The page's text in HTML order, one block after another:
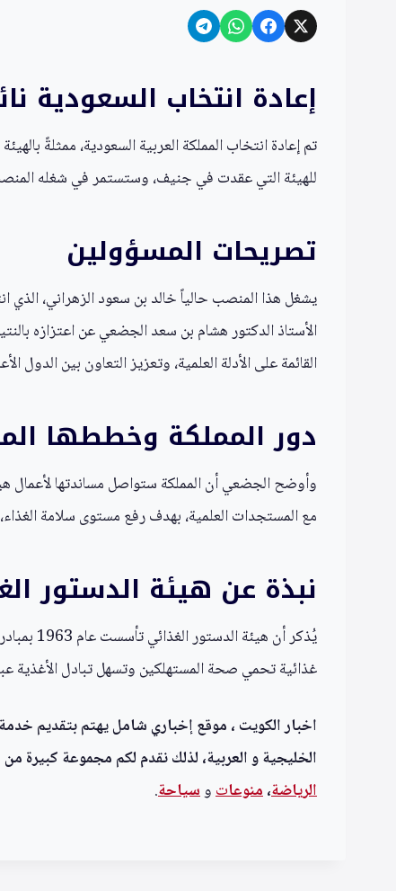
إعادة انتخاب السعودية
للهيئة التي عقدت في جنيف، وستستمر في شغله المنصب
تصريحات المسؤولين
الأستاذ الدكتور هشام بن سعد الجضعي عن اعتزازه
القائمة على الأدلة العلمية، وتعزيز التعاون بين
دور المملكة وخططها
مع المستجدات العلمية، بهدف رفع مستوى سلامة
نبذة عن هيئة الدستور
غذائية تحمي صحة المستهلكين وتسهل تبادل الأغذية عبر
اخبار الكويت ، موقع إخباري شامل يهتم بتقديم خدمة
الخليجية و العربية، لذلك نقدم لكم مجموعة كبيرة من
الرياضة،منوعاتوسياحة.